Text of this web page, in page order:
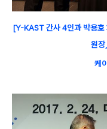
[Y-KAST 간사 4인과 박용호
원장
케